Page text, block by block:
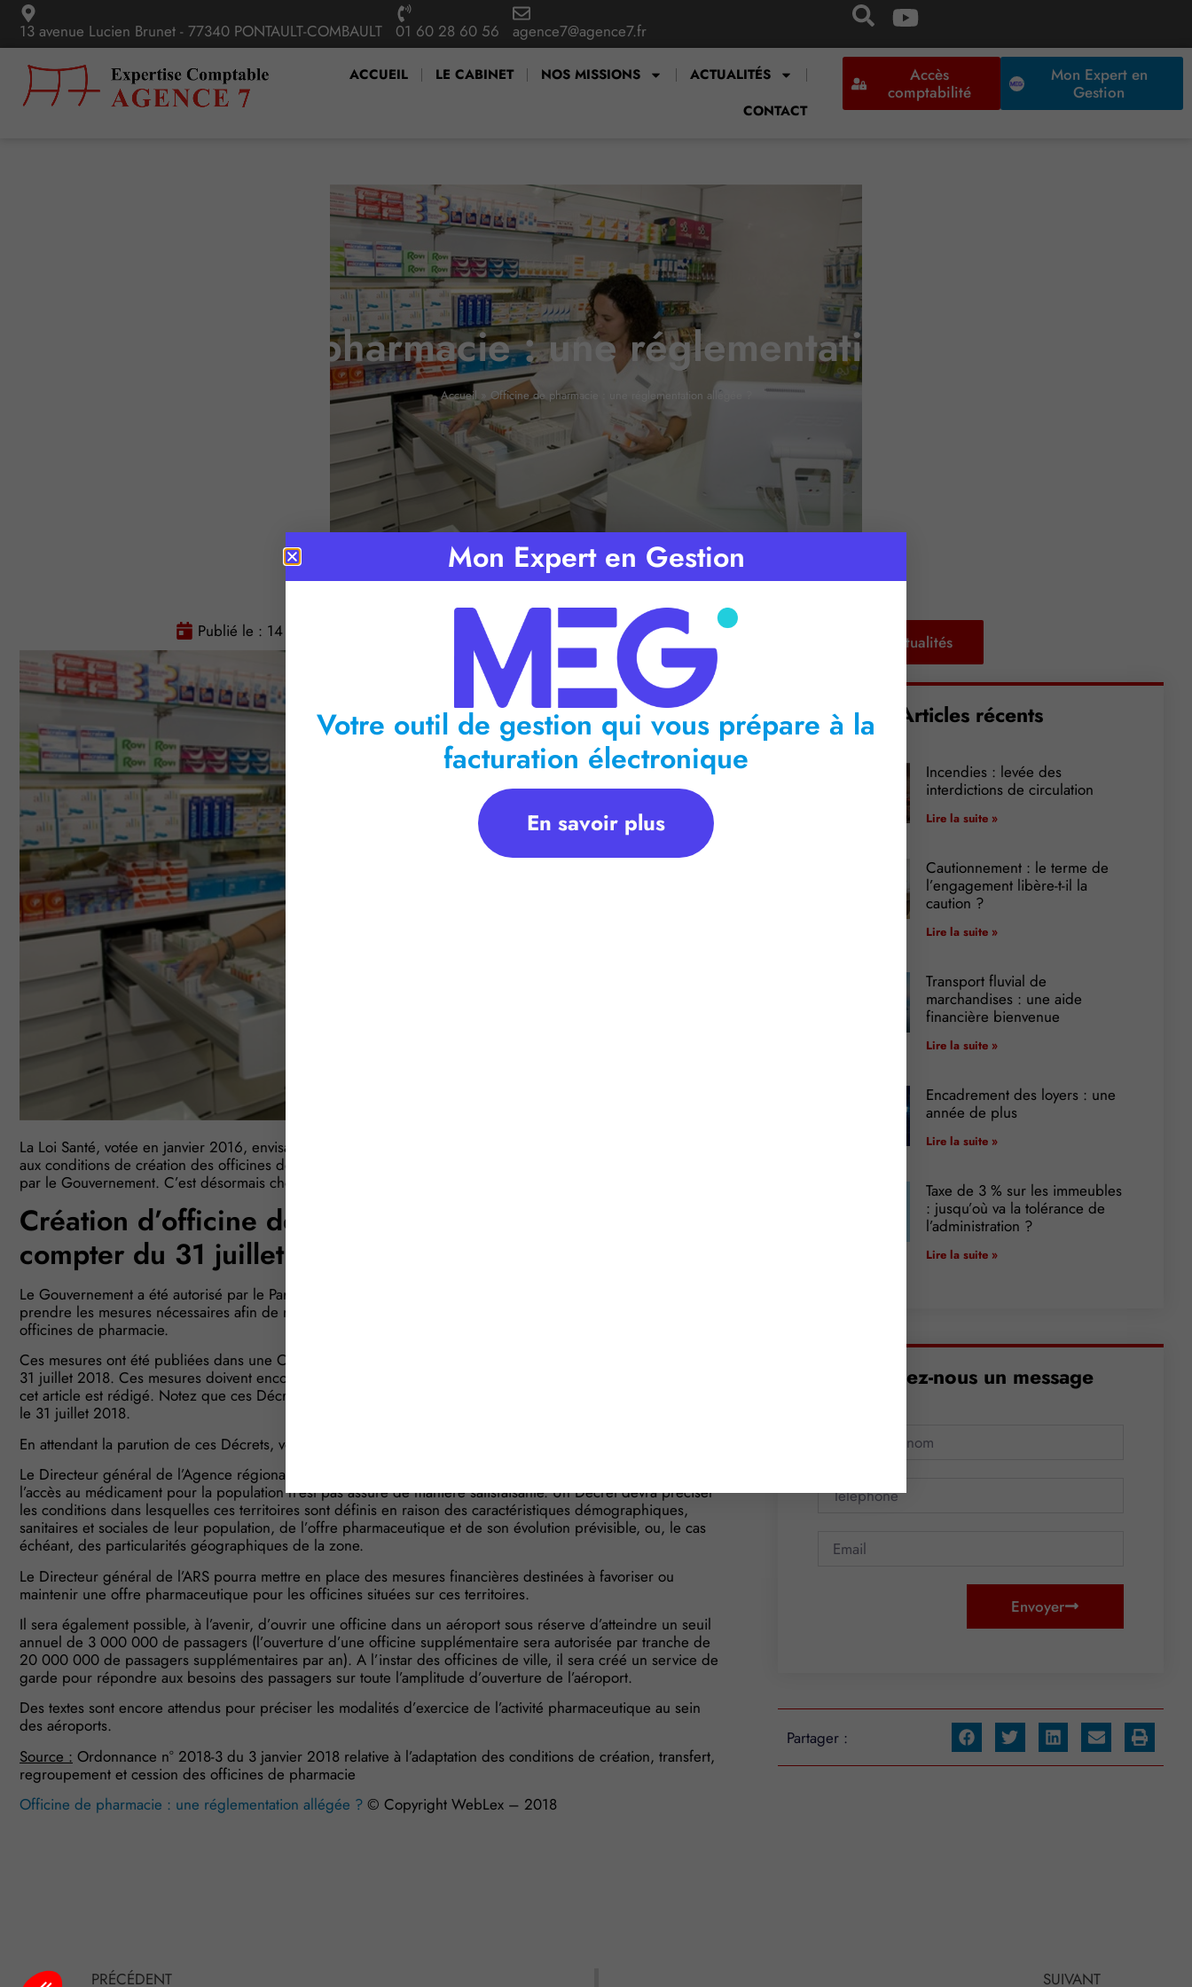
13 avenue Lucien Brunet - 77340 PONTAULT-COMBAULT 01 60 28 60 56 agence7@agence7.fr
ACCUEIL LE CABINET NOS MISSIONS
ACTUALITÉS
CONTACT
Accès
comptabilité
Mon Expert en
Gestion
Officine de pharmacie : une réglementation allégée ?
Accueil» Officine de pharmacie : une réglementation allégée ?
Publié le : 14 juin 2018 Temps de lecture : minutes
La Loi Santé, votée en janvier 2016, envisageait, entre autres, une modernisation de la réglementation relative
aux conditions de création des officines de pharmacie. Les modalités de ce dispositif devaient être précisées
par le Gouvernement. C’est désormais chose faite…
Création d’officine de pharmacie : plus simple à
compter du 31 juillet 2018 ?
Le Gouvernement a été autorisé par le Parlement, dans le cadre de la Loi Santé votée en janvier 2016, à
prendre les mesures nécessaires afin de modifier la réglementation relative aux conditions de création des
officines de pharmacie.
Ces mesures ont été publiées dans une Ordonnance, en janvier 2018, qui entrera en vigueur, au plus tard, le
31 juillet 2018. Ces mesures doivent encore être précisées dans des Décrets non encore parus à l’heure où
cet article est rédigé. Notez que ces Décrets peuvent prévoir une date d’entrée en vigueur plus récente que
le 31 juillet 2018.
En attendant la parution de ces Décrets, voici ce qu’il faut retenir de l’Ordonnance.
Le Directeur général de l’Agence régional de santé (ARS) pourra déterminer les territoires au sein desquels
l’accès au médicament pour la population n’est pas assuré de manière satisfaisante. Un Décret devra préciser
les conditions dans lesquelles ces territoires sont définis en raison des caractéristiques démographiques,
sanitaires et sociales de leur population, de l’offre pharmaceutique et de son évolution prévisible, ou, le cas
échéant, des particularités géographiques de la zone.
Le Directeur général de l’ARS pourra mettre en place des mesures financières destinées à favoriser ou
maintenir une offre pharmaceutique pour les officines situées sur ces territoires.
Il sera également possible, à l’avenir, d’ouvrir une officine dans un aéroport sous réserve d’atteindre un seuil
annuel de 3 000 000 de passagers (l’ouverture d’une officine supplémentaire sera autorisée par tranche de
20 000 000 de passagers supplémentaires par an). A l’instar des officines de ville, il sera créé un service de
garde pour répondre aux besoins des passagers sur toute l’amplitude d’ouverture de l’aéroport.
Des textes sont encore attendus pour préciser les modalités d’exercice de l’activité pharmaceutique au sein
des aéroports.
Source : Ordonnance n° 2018-3 du 3 janvier 2018 relative à l’adaptation des conditions de création, transfert,
regroupement et cession des officines de pharmacie
Officine de pharmacie : une réglementation allégée ? © Copyright WebLex – 2018
Retour aux actualités
Articles récents
Incendies : levée des
interdictions de circulation
Lire la suite »
Cautionnement : le terme de
l’engagement libère-t-il la
caution ?
Lire la suite »
Transport fluvial de
marchandises : une aide
financière bienvenue
Lire la suite »
Encadrement des loyers : une
année de plus
Lire la suite »
Taxe de 3 % sur les immeubles
: jusqu’où va la tolérance de
l’administration ?
Lire la suite »
Envoyez-nous un message
Envoyer
Partager :
PRÉCÉDENT SUIVANT
Mon Expert en Gestion
Votre outil de gestion qui vous prépare à la
facturation électronique
En savoir plus